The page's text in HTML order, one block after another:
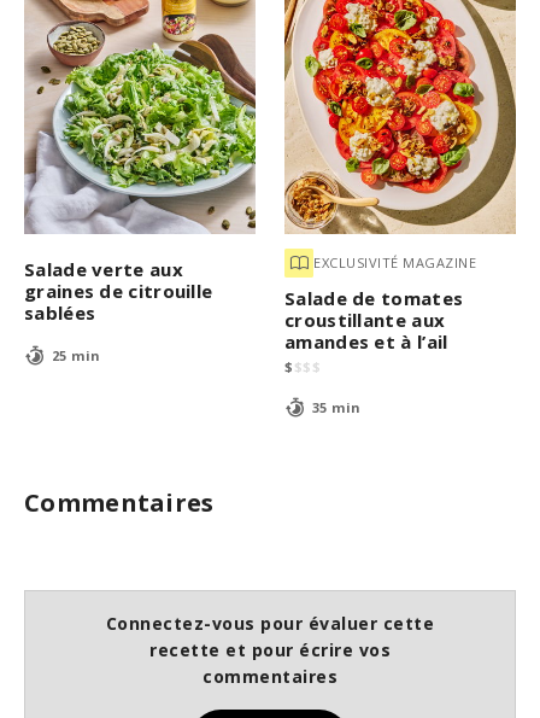
Salade verte aux
graines de citrouille
sablées
25 min
EXCLUSIVITÉ MAGAZINE
Salade de tomates
croustillante aux
amandes et à l’ail
$ $$ $
35 min
Commentaires
Connectez-vous pour évaluer cette
recette et pour écrire vos
commentaires